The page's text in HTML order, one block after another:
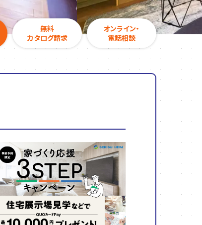
無料
カタログ請求
オンライン・
電話相談